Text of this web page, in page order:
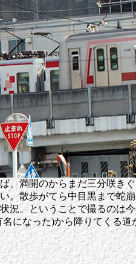
、満開のからまだ三分咲き
。散歩がてら中目黒まで蛇
況。ということで撮るのは
になった)から降りてくる